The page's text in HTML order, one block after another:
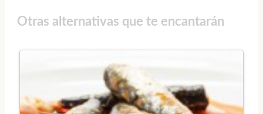
Otras alternativas que te encantarán